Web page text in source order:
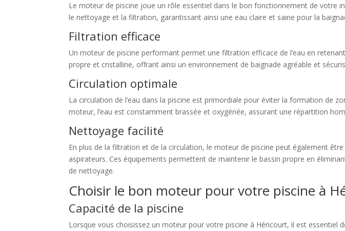
Le moteur de piscine joue un rôle essentiel dans le bon fonctionnement de votre
le nettoyage et la filtration, garantissant ainsi une eau claire et saine pour la
Filtration efficace
Un moteur de piscine performant permet une filtration efficace de l’eau en
propre et cristalline, offrant ainsi un environnement de baignade agréable et
Circulation optimale
La circulation de l’eau dans la piscine est primordiale pour éviter la formation de
moteur, l’eau est constamment brassée et oxygénée, assurant une répartition
Nettoyage facilité
En plus de la filtration et de la circulation, le moteur de piscine peut également
aspirateurs. Ces équipements permettent de maintenir le bassin propre en
de nettoyage.
Choisir le bon moteur pour votre piscine à
Capacité de la piscine
Lorsque vous choisissez un moteur pour votre piscine à Héricourt, il est essentiel